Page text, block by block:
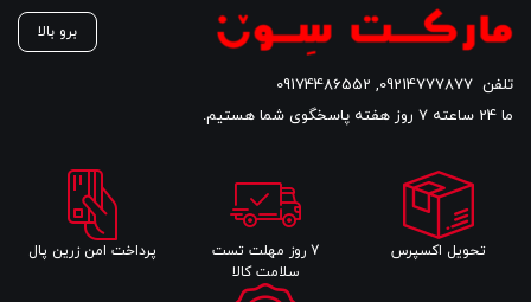
برو بالا
تلفن 09214777877
,
09174486552
ما 24 ساعته 7 روز هفته پاسخگوی شما هستیم.
تحویل اکسپرس
7 روز مهلت تست
سلامت کالا
پرداخت امن زرین پال